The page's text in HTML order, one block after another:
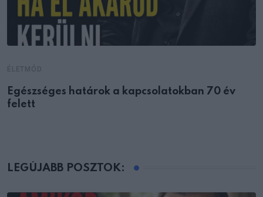
Egészséges határok a kapcsolatokban 70 év
felett
LEGÚJABB POSZTOK: